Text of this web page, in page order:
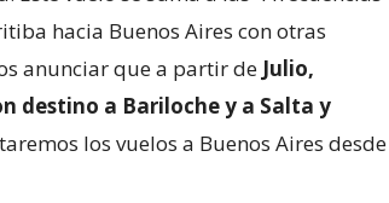
hacia Buenos Aires con otras
anunciar que a partir de Julio,
destino a Bariloche y a Salta y
los vuelos a Buenos Aires desde